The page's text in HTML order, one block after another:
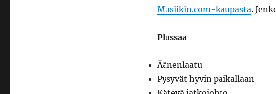
Musiikin.com-kaupasta.
Plussaa
Äänenlaatu
Pysyvät hyvin paikallaan